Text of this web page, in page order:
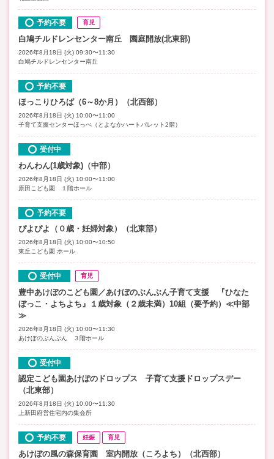
予約不要 育児
白鳩チルドレンセンター南丘 園庭開放(北東部)
2026年8月18日 (火) 09:30〜11:30
白鳩チルドレンセンター南丘
予約不要
ほっこりひろば（6～8か月）（北西部）
2026年8月18日 (火) 10:00〜11:00
子育て支援センターほっぺ（とよなかハートパレット2階）
受付中
わんわん(1歳対象)（中部）
2026年8月18日 (火) 10:00〜11:00
原田こども園 １階ホール
予約不要
ぴよぴよ（０歳・妊婦対象）（北東部）
2026年8月18日 (火) 10:00〜10:50
東丘こども園 ホール
受付中 育児
豊中あけぼのこども園／あけぼのぶんぶん子育て支援 『ひなた
ぼっこ・よちよち』１歳対象（２歳未満）10組（要予約）≪中部
≫
2026年8月18日 (火) 10:00〜11:30
あけぼのぶんぶん ３階ホール
受付中
認定こども園あけぼのドロップス 子育て支援ドロップスデー
（北東部）
2026年8月18日 (火) 10:00〜11:30
上新田府営住宅内の集会所
予約不要 妊娠 育児
あけぼの風の森保育園 室内開放（ころよち）（北西部）